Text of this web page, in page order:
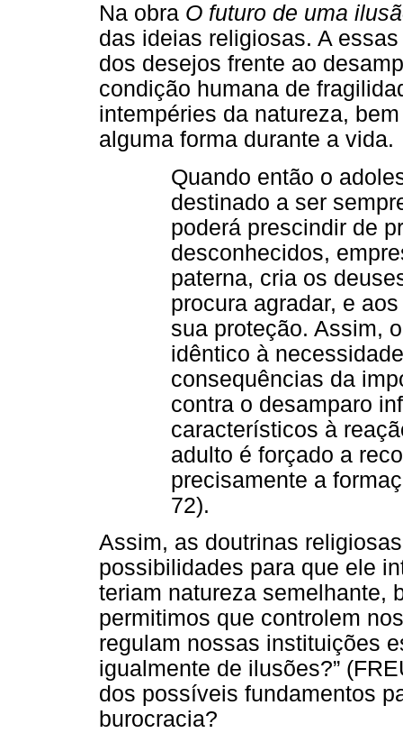
Na obra O futuro de uma
das ideias religiosas. A
dos desejos frente ao
condição humana de
intempéries da natureza,
alguma forma durante a vida.
Quando então o
destinado a ser
poderá prescindir de
desconhecidos,
paterna, cria os
procura agradar, e
sua proteção. Assim,
idêntico à
consequências da
contra o desamparo
característicos à
adulto é forçado a
precisamente a
72).
Assim, as doutrinas
possibilidades para que ele
teriam natureza semelhante,
permitimos que controlem
regulam nossas instituições
igualmente de ilusões?”
dos possíveis fundamentos
burocracia?